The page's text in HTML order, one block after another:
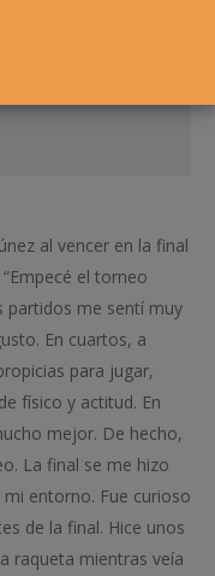
al vencer en la final
el torneo
partidos me sentí muy
En cuartos, a
para jugar,
físico y actitud. En
mejor. De hecho,
La final se me hizo
entorno. Fue curioso
de la final. Hice unos
raqueta mientras veía